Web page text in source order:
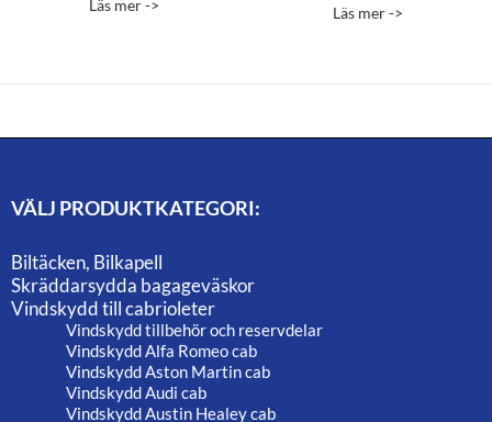
Läs mer ->
av 5
Läs mer ->
VÄLJ PRODUKTKATEGORI:
Biltäcken, Bilkapell
Skräddarsydda bagageväskor
Vindskydd till cabrioleter
Vindskydd tillbehör och reservdelar
Vindskydd Alfa Romeo cab
Vindskydd Aston Martin cab
Vindskydd Audi cab
Vindskydd Austin Healey cab